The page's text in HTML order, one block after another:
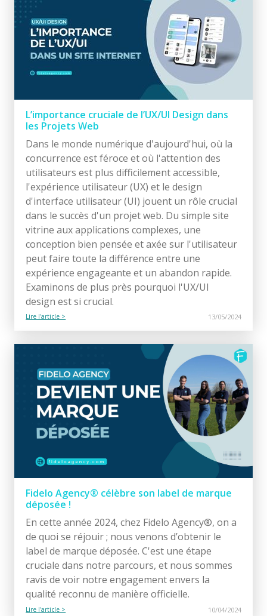
L’importance cruciale de l’UX/UI Design dans
les Projets Web
Dans le monde numérique d'aujourd'hui, où la
concurrence est féroce et où l'attention des
utilisateurs est plus difficilement accessible,
l'expérience utilisateur (UX) et le design
d'interface utilisateur (UI) jouent un rôle crucial
dans le succès d'un projet web. Du simple site
vitrine aux applications complexes, une
conception bien pensée et axée sur l'utilisateur
peut faire toute la différence entre une
expérience engageante et un abandon rapide.
Examinons de plus près pourquoi l'UX/UI
design est si crucial.
Lire l'article > 13/05/2024
Fidelo Agency® célèbre son label de marque
déposée !
En cette année 2024, chez Fidelo Agency®, on a
de quoi se réjouir ; nous venons d’obtenir le
label de marque déposée. C'est une étape
cruciale dans notre parcours, et nous sommes
ravis de voir notre engagement envers la
qualité reconnu de manière officielle.
Lire l'article > 10/04/2024